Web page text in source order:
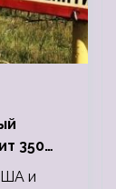
350
и